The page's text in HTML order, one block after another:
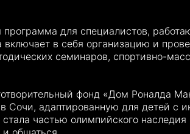
программа для специалистов,
в себя организацию и
семинаров, спортивно-
фонд «Дом Роналда
Сочи, адаптированную для детей с
стала частью олимпийского